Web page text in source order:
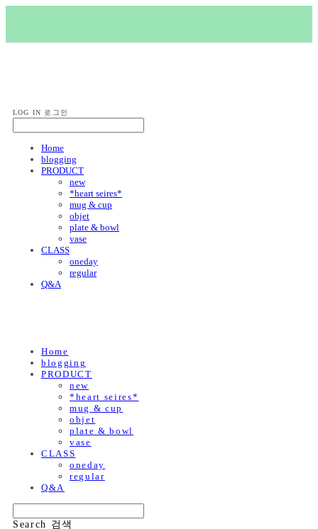
LOG IN 로그인
Home
blogging
PRODUCT
new
*heart seires*
mug & cup
objet
plate & bowl
vase
CLASS
oneday
regular
Q&A
Home
blogging
PRODUCT
new
*heart seires*
mug & cup
objet
plate & bowl
vase
CLASS
oneday
regular
Q&A
Search 검색